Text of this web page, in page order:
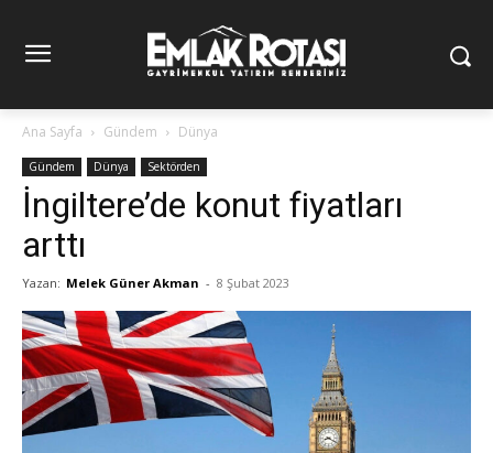
Ana Sayfa Gündem Dünya
Gündem Dünya Sektörden
İngiltere’de konut fiyatları
arttı
Yazan: Melek Güner Akman - 8 Şubat 2023